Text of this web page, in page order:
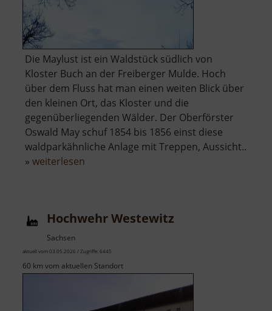
Die Maylust ist ein Waldstück südlich von
Kloster Buch an der Freiberger Mulde. Hoch
über dem Fluss hat man einen weiten Blick über
den kleinen Ort, das Kloster und die
gegenüberliegenden Wälder. Der Oberförster
Oswald May schuf 1854 bis 1856 einst diese
waldparkähnliche Anlage mit Treppen, Aussicht..
» weiterlesen
Hochwehr Westewitz
Sachsen
aktuell vom 03.05.2026 / Zugriffe: 6445
60 km vom aktuellen Standort